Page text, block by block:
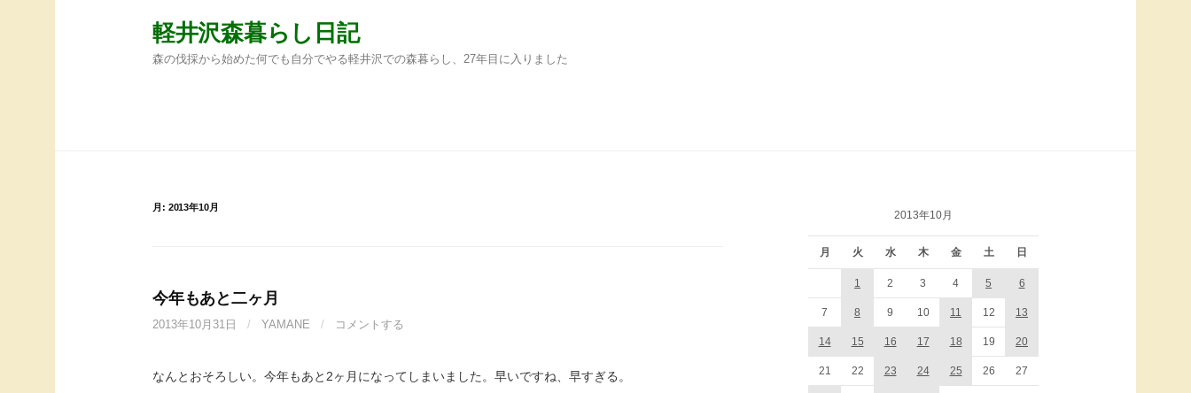
軽井沢森暮らし日記
森の伐採から始めた何でも自分でやる軽井沢での森暮らし、27年目に入りました
月: 2013年10月
今年もあと二ヶ月
2013年10月31日 / YAMANE / コメントする
なんとおそろしい。今年もあと2ヶ月になってしまいました。早いですね、早すぎる。
2013年10月
月 火 水 木 金 土 日
1 2 3 4 5 6
7 8 9 10 11 12 13
14 15 16 17 18 19 20
21 22 23 24 25 26 27